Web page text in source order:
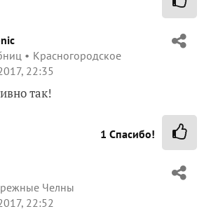
Красногородское
22:35
так!
1 Спасибо!
Челны
22:52